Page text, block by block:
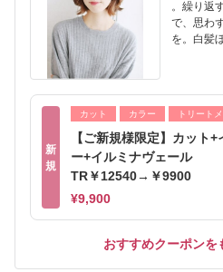
。繰り返
で、思わ
を。白髪
新
規
カット カラー トリート
【ご新規様限定】カット+
ー+イルミナヴェール
TR￥12540→￥9900
¥9,900
おすすめクーポンを